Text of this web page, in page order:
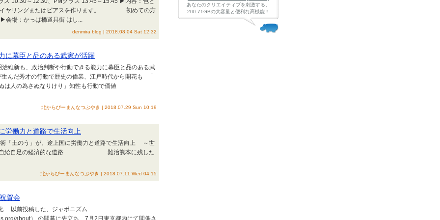
のイヤリングまたはピアスを作ります。 初めての方
会場：かっぱ橋道具街 はし...
denmira blog | 2018.08.04 Sat 12:32
に幕臣と品のある武家が活躍
維新も、政治判断や行動できる能力に幕臣と品のある武
んだ秀才の行動で歴史の偉業、江戸時代から開花も 「
人の為さぬなりけり」知性も行動で価値
北からぴーまんなつぶやき | 2018.07.29 Sun 10:19
労働力と道路で生活向上
土のう」が、途上国に労働力と道路で生活向上 ～世
村に自給自足の経済的な道路 難治熊本に残した
北からぴーまんなつぶやき | 2018.07.11 Wed 04:15
賀会
以前投稿した、ジャポニズム
about） の開幕に先立ち、7月2日東京都内にて開催さ
あなたのクリエイティブを刺激する、
200.71GBの大容量と便利な高機能！